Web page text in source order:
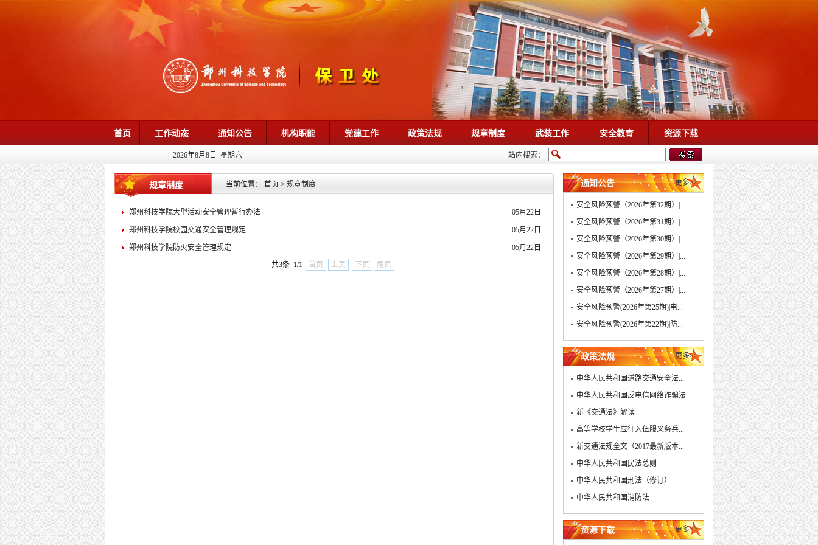
首页 工作动态 通知公告 机构职能 党建工作 政策法规 规章制度 武装工作 安全教育 资源下载
2026年8月8日 星期六 站内搜索：
规章制度 当前位置： 首页 > 规章制度
郑州科技学院大型活动安全管理暂行办法 05月22日
郑州科技学院校园交通安全管理规定 05月22日
郑州科技学院防火安全管理规定
05月22日
共3条 1/1
首页 上页 下页 尾页
通知公告 更多>>
安全风险预警（2026年第32期）|...
安全风险预警（2026年第31期）|...
安全风险预警（2026年第30期）|...
安全风险预警（2026年第29期）|...
安全风险预警（2026年第28期）|...
安全风险预警（2026年第27期）|...
安全风险预警(2026年第25期)|电...
安全风险预警(2026年第22期)|防...
政策法规 更多>>
中华人民共和国道路交通安全法...
中华人民共和国反电信网络诈骗法
新《交通法》解读
高等学校学生应征入伍服义务兵...
新交通法规全文（2017最新版本...
中华人民共和国民法总则
中华人民共和国刑法（修订）
中华人民共和国消防法
资源下载 更多>>